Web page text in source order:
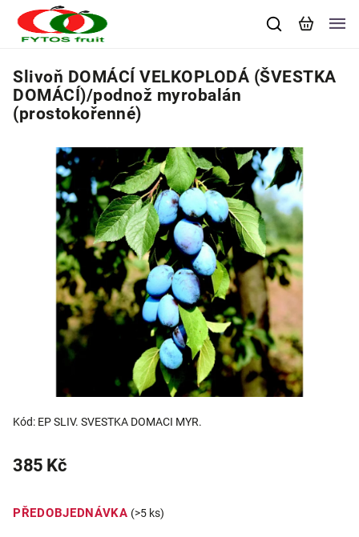
Slivoň DOMÁCÍ VELKOPLODÁ (ŠVESTKA
DOMÁCÍ)/podnož myrobalán
(prostokořenné)
Kód: EP SLIV. SVESTKA DOMACI MYR.
385 Kč
PŘEDOBJEDNÁVKA (>5 ks)